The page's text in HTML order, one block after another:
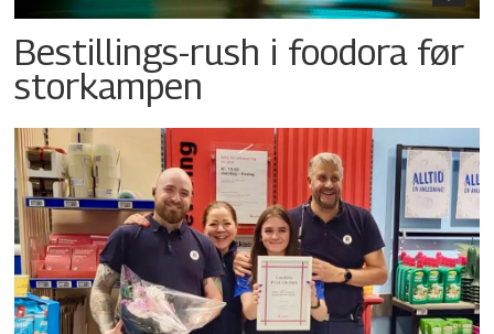
Bestillings-rush i foodora før
storkampen